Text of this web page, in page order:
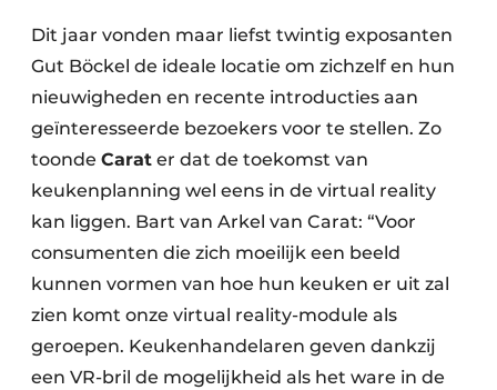
Dit jaar vonden maar liefst twintig exposanten
Gut Böckel de ideale locatie om zichzelf en hun
nieuwigheden en recente introducties aan
geïnteresseerde bezoekers voor te stellen. Zo
toonde Carat er dat de toekomst van
keukenplanning wel eens in de virtual reality
kan liggen. Bart van Arkel van Carat: “Voor
consumenten die zich moeilijk een beeld
kunnen vormen van hoe hun keuken er uit zal
zien komt onze virtual reality-module als
geroepen. Keukenhandelaren geven dankzij
een VR-bril de mogelijkheid als het ware in de